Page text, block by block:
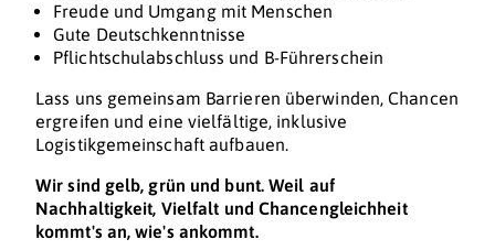
Freude und Umgang mit Menschen
Gute Deutschkenntnisse
Pflichtschulabschluss und B-Führerschein
Lass uns gemeinsam Barrieren überwinden, Chancen
ergreifen und eine vielfältige, inklusive
Logistikgemeinschaft aufbauen.
Wir sind gelb, grün und bunt. Weil auf
Nachhaltigkeit, Vielfalt und Chancengleichheit
kommt's an, wie's ankommt.